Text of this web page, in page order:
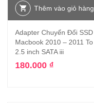
Thêm vào giỏ hàng
Adapter Chuyển Đổi SSD
Macbook 2010 – 2011 To
2.5 inch SATA iii
180.000 ₫